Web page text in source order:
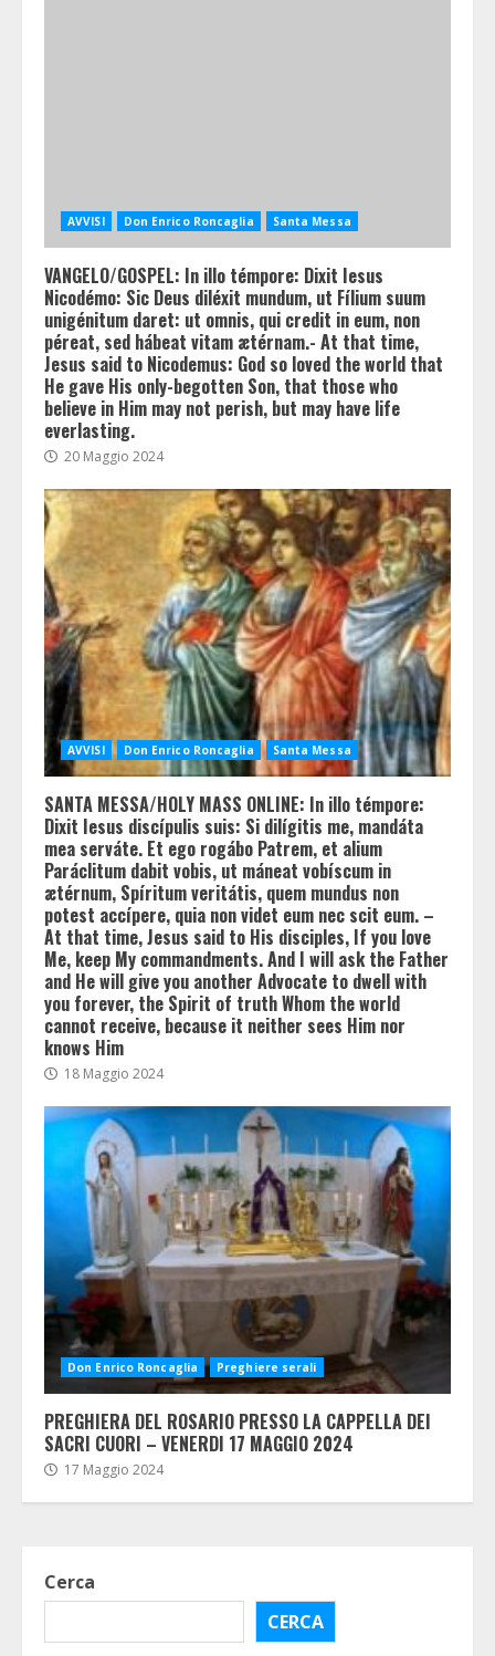
AVVISI Don Enrico Roncaglia Santa Messa
VANGELO/GOSPEL: In illo témpore: Dixit Iesus
Nicodémo: Sic Deus diléxit mundum, ut Fílium suum
unigénitum daret: ut omnis, qui credit in eum, non
péreat, sed hábeat vitam ætérnam.- At that time,
Jesus said to Nicodemus: God so loved the world that
He gave His only-begotten Son, that those who
believe in Him may not perish, but may have life
everlasting.
20 Maggio 2024
AVVISI Don Enrico Roncaglia Santa Messa
SANTA MESSA/HOLY MASS ONLINE: In illo témpore:
Dixit Iesus discípulis suis: Si dilígitis me, mandáta
mea serváte. Et ego rogábo Patrem, et alium
Paráclitum dabit vobis, ut máneat vobíscum in
ætérnum, Spíritum veritátis, quem mundus non
potest accípere, quia non videt eum nec scit eum. –
At that time, Jesus said to His disciples, If you love
Me, keep My commandments. And I will ask the Father
and He will give you another Advocate to dwell with
you forever, the Spirit of truth Whom the world
cannot receive, because it neither sees Him nor
knows Him
18 Maggio 2024
Don Enrico Roncaglia Preghiere serali
PREGHIERA DEL ROSARIO PRESSO LA CAPPELLA DEI
SACRI CUORI – VENERDI 17 MAGGIO 2024
17 Maggio 2024
Cerca
CERCA